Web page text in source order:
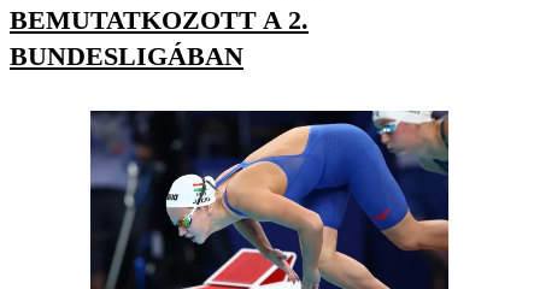
BEMUTATKOZOTT A 2.
BUNDESLIGÁBAN